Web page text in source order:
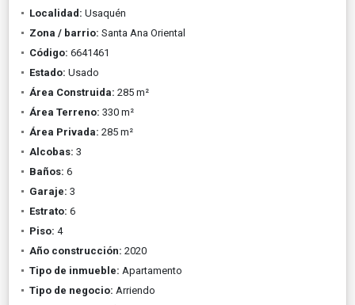
Localidad: Usaquén
Zona / barrio: Santa Ana Oriental
Código: 6641461
Estado: Usado
Área Construida: 285 m²
Área Terreno: 330 m²
Área Privada: 285 m²
Alcobas: 3
Baños: 6
Garaje: 3
Estrato: 6
Piso: 4
Año construcción: 2020
Tipo de inmueble: Apartamento
Tipo de negocio: Arriendo